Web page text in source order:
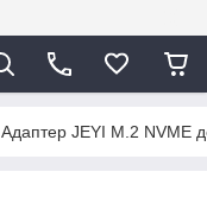
Адаптер JEYI M.2 NVME